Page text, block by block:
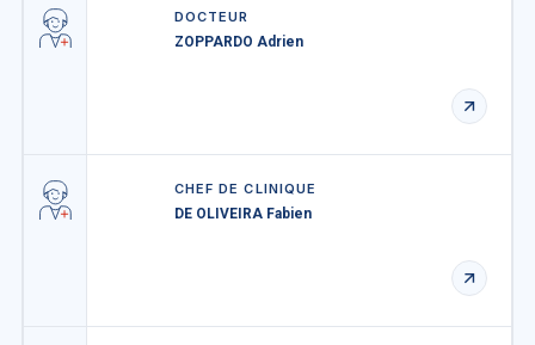
DOCTEUR
ZOPPARDO Adrien
CHEF DE CLINIQUE
DE OLIVEIRA Fabien